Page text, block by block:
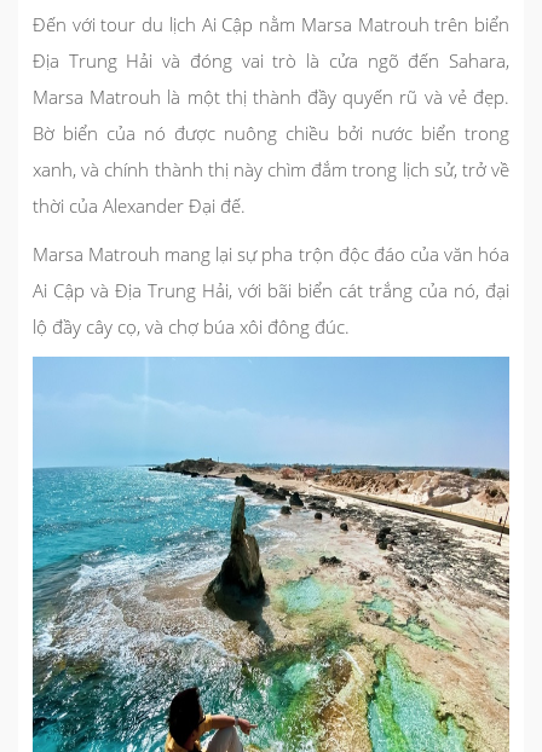
Đến với tour du lịch Ai Cập nằm Marsa Matrouh trên biển
Địa Trung Hải và đóng vai trò là cửa ngõ đến Sahara,
Marsa Matrouh là một thị thành đầy quyến rũ và vẻ đẹp.
Bờ biển của nó được nuông chiều bởi nước biển trong
xanh, và chính thành thị này chìm đắm trong lịch sử, trở về
thời của Alexander Đại đế.
Marsa Matrouh mang lại sự pha trộn độc đáo của văn hóa
Ai Cập và Địa Trung Hải, với bãi biển cát trắng của nó, đại
lộ đầy cây cọ, và chợ búa xôi đông đúc.